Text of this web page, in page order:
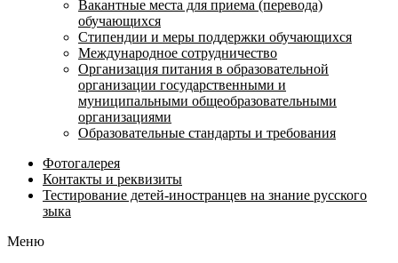
Вакантные места для приема (перевода)
обучающихся
Стипендии и меры поддержки обучающихся
Международное сотрудничество
Организация питания в образовательной
организации государственными и
муниципальными общеобразовательными
организациями
Образовательные стандарты и требования
Фотогалерея
Контакты и реквизиты
Тестирование детей-иностранцев на знание русского
зыка
Меню